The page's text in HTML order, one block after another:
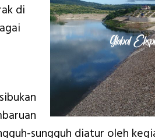
di
sungguh diatur oleh